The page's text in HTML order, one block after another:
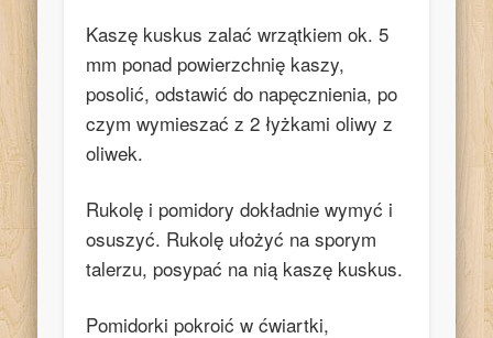
Kaszę kuskus zalać wrzątkiem ok. 5
mm ponad powierzchnię kaszy,
posolić, odstawić do napęcznienia, po
czym wymieszać z 2 łyżkami oliwy z
oliwek.
Rukolę i pomidory dokładnie wymyć i
osuszyć. Rukolę ułożyć na sporym
talerzu, posypać na nią kaszę kuskus.
Pomidorki pokroić w ćwiartki,